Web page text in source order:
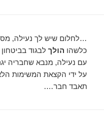
…לחלום שיש לך נעילה,
כלשהו הולך לבגוד
עם נעילה, מנבא שחבריה
על ידי הקצאת המשימות
תאבד חבר….